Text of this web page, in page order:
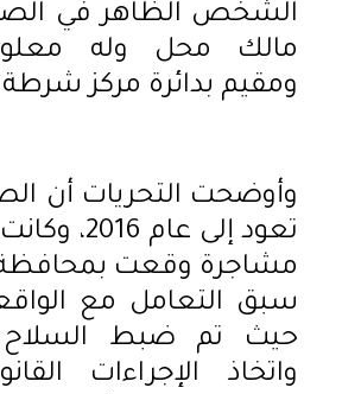
الشخص الظاهر في
مالك محل وله
ومقيم بدائرة مركز شرطة
وأوضحت التحريات أن
تعود إلى
مشاجرة وقعت بمحافظة
سبق التعامل مع
حيث تم ضبط السلاح
واتخاذ الإجراءات